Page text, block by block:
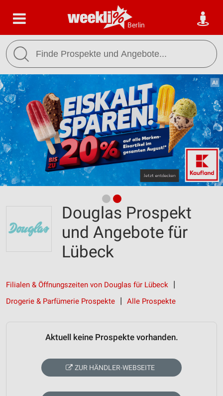
Berlin
Douglas Prospekt
und Angebote für
Lübeck
Filialen & Öffnungszeiten von Douglas für Lübeck
Drogerie & Parfümerie Prospekte
Alle Prospekte
Aktuell keine Prospekte vorhanden.
ZUR HÄNDLER-WEBSEITE